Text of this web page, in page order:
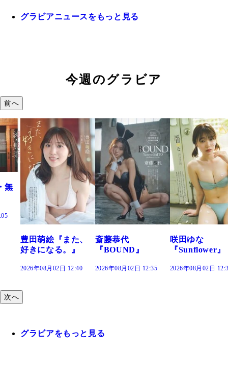
グラビアニュースをもっと見る
今週のグラビア
前へ
斎藤恭代
『BOUND』
2026年08月02日 12:35
咲田ゆな
『Sunflower』
2026年08月02日 12:30
藤水咲桜『花
だまり』
2026年08月02日
次へ
グラビアをもっと見る